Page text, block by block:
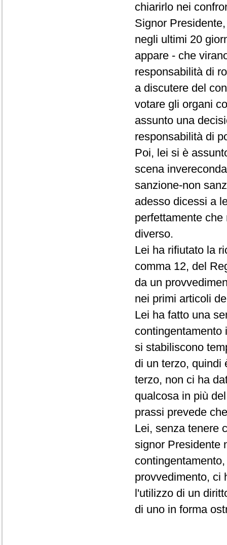
chiarirlo nei
Signor
negli ultimi 20
appare - che
responsabilità di
a discutere del
votare gli organi
assunto una
responsabilità di
Poi, lei si è
scena
sanzione-non
adesso dicessi a
perfettamente
diverso.
Lei ha rifiutato la
comma 12, del
da un
nei primi articoli
Lei ha fatto una
contingentamento
si stabiliscono
di un terzo, quindi
terzo, non ci ha
qualcosa in più
prassi prevede
Lei, senza tenere
signor Presidente
provvedimento, ci
l'utilizzo di un
di uno in forma